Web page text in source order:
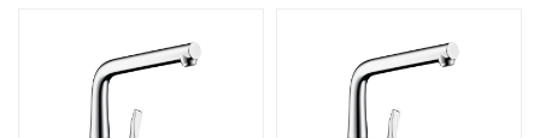
В КОРЗИНУ В КОРЗИНУ